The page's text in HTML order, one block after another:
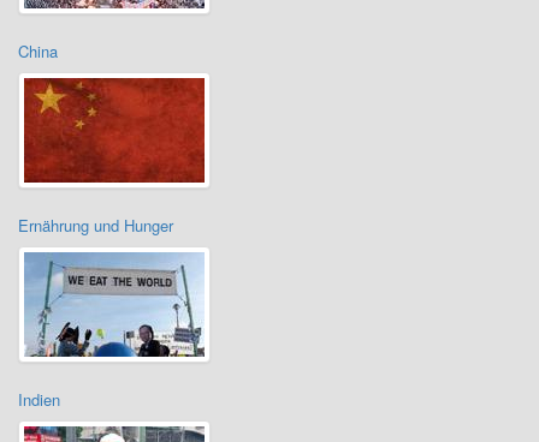
China
Ernährung und Hunger
Indien